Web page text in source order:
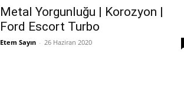
Metal Yorgunluğu | Korozyon |
Ford Escort Turbo
Etem Sayın - 26 Haziran 2020